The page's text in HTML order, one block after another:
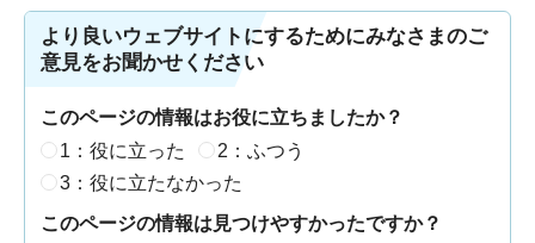
より良いウェブサイトにするためにみなさまのご
意見をお聞かせください
このページの情報はお役に立ちましたか？
1：役に立った
2：ふつう
3：役に立たなかった
このページの情報は見つけやすかったですか？